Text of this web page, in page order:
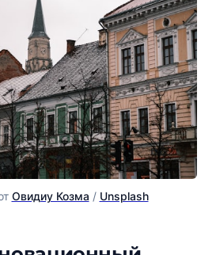
Овидиу Козма / Unsplash